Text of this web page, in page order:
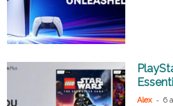
Alex - 6